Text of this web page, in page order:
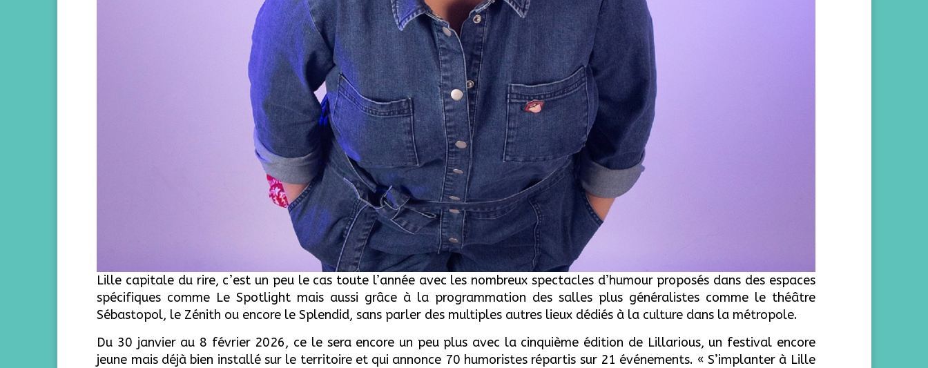
Lille capitale du rire, c’est un peu le cas toute l’année avec les nombreux spectacles d’humour proposés dans des espaces
spécifiques comme Le Spotlight mais aussi grâce à la programmation des salles plus généralistes comme le théâtre
Sébastopol, le Zénith ou encore le Splendid, sans parler des multiples autres lieux dédiés à la culture dans la métropole.
Du 30 janvier au 8 février 2026, ce le sera encore un peu plus avec la cinquième édition de Lillarious, un festival encore
jeune mais déjà bien installé sur le territoire et qui annonce 70 humoristes répartis sur 21 événements. « S’implanter à Lille